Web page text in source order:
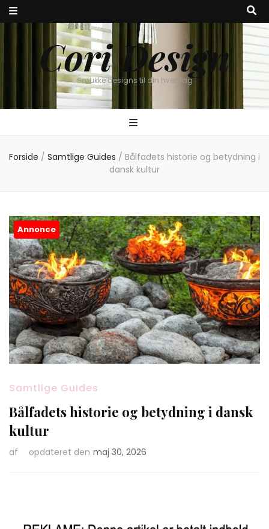
Cori Design
Smukke designs til din hverdag
Forside / Samtlige Guides / Bålfadets historie og betydning i
dansk kultur
Annonce
Samtlige Guides
Bålfadets historie og betydning i dansk
kultur
af opdateret den maj 30, 2026